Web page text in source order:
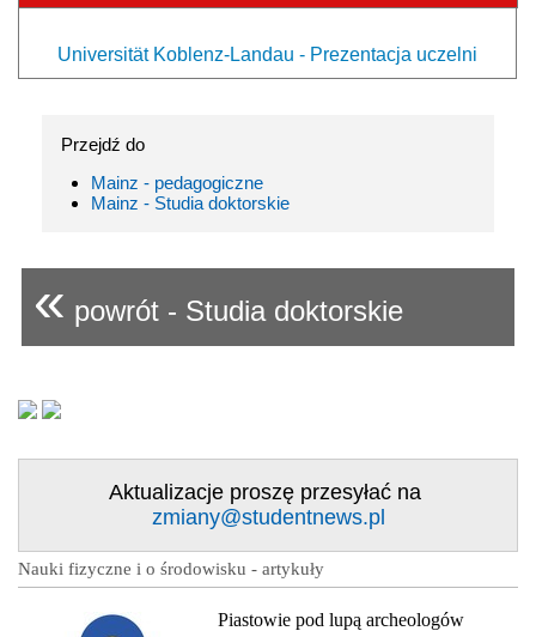
Universität Koblenz-Landau - Prezentacja uczelni
Przejdź do
Mainz - pedagogiczne
Mainz - Studia doktorskie
« powrót - Studia doktorskie
Aktualizacje proszę przesyłać na
zmiany@studentnews.pl
Nauki fizyczne i o środowisku - artykuły
Piastowie pod lupą archeologów